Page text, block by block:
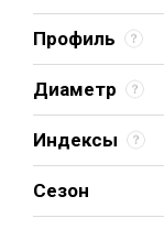
Профиль
Диаметр
Индексы
Сезон